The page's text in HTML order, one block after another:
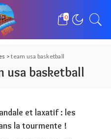
0
>team usa basketball
usa basketball
et laxatif : les
la tourmente !